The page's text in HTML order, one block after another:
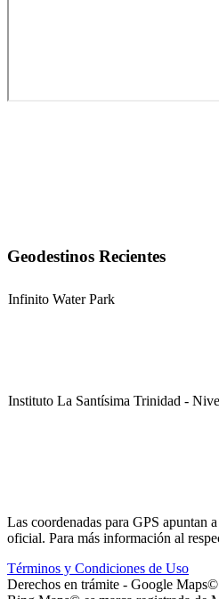
Geodestinos Recientes
Infinito Water Park
Instituto La Santísima Trinidad -
Las coordenadas para GPS apuntan
oficial. Para más información al
Términos y Condiciones de Uso
Derechos en trámite - Google